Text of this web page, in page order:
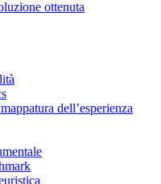
ottenuta
dell’esperienza